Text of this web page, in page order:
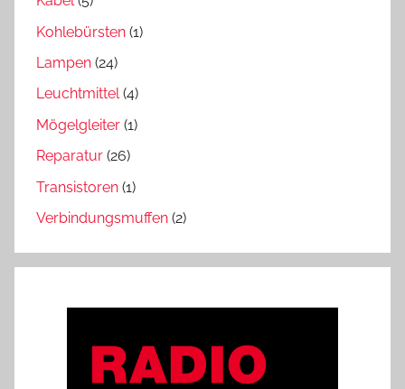
Kohlebürsten (1)
Lampen (24)
Leuchtmittel(4)
Mögelgleiter (1)
Reparatur (26)
Transistoren (1)
Verbindungsmuffen (2)